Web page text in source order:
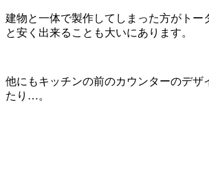
建物と一体で製作してしまった方がトー
と安く出来ることも大いにあります。
他にもキッチンの前のカウンターのデザ
たり…。